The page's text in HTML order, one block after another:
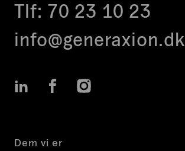
Tlf: 70 23 10 23
info@generaxion.dk
LinkedInFacebookInstagram
Dem vi er